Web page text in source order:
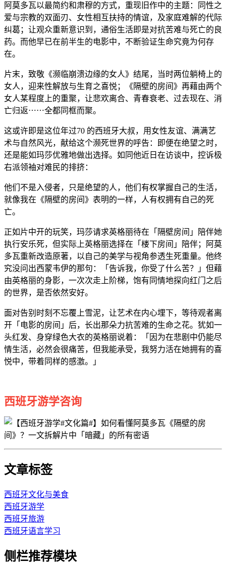
阿莫多瓦以最简约和肃穆的方式，重现旧作中的主题：同性之
爱与宗教的双面刃、女性相互扶持的情谊，及家庭难解的代际
纠葛；让观众重新意识到，通俗生活即是对抗苦难与死亡的良
药。而他早已在前半生的电影中，不断验证生命究竟为何存
在。
片末，致敬《濒临崩溃边缘的女人》结尾，当时两位躺椅上的
女人，迎来性解放与生育之喜悦；《隔壁的房间》再藉由两个
女人某程度上的重聚，让悲欢离合、青春衰老、过去现在、消
亡归返⋯⋯全都同框而聚。
这或许即是这位年过70 的西班牙大叔，用女性友谊、满满艺
术与自然风光，献给这个濒死世界的呼告：即便在绝望之时，
还是能如玛莎优雅地做出选择。如同他近日在访谈中，控诉极
右派领袖对难民的排挤：
他们不是入侵者，只是绝望的人，他们有权掌握自己的生活，
就像我在《隔壁的房间》表明的一样，人有权拥有自己的死
亡。
正如片中开的玩笑，玛莎请求英格丽待在「隔壁房间」陪伴她
执行安乐死，但实际上英格丽选择在「楼下房间」陪伴；阿莫
多瓦重新改造原著，以自己的美学与视角参透生死重量。他终
究没问出西蒙韦伊的那句：「告诉我，你受了什么苦？」但藉
由英格丽的身影，一次次走上阶梯，饱有同情地探向红门之后
的世界，是否依然安好。
面对告别时刻不忘覆上雪泥，让艺术在内心埋下，等待观者离
开「电影的房间」后，长出那朵力抗苦难的生命之花。犹如一
头红发、身穿绿色大衣的英格丽说着：「因为在悲剧中仍能尽
情生活，必然会很痛苦，但我能承受，我努力活在她拥有的喜
悦中，带着同样的感激。」
西班牙游学咨询
文章标签
西班牙文化与美食
西班牙游学
西班牙旅游
西班牙语言学习
侧栏推荐模块